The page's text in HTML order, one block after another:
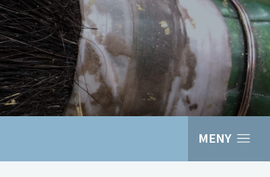
MENY